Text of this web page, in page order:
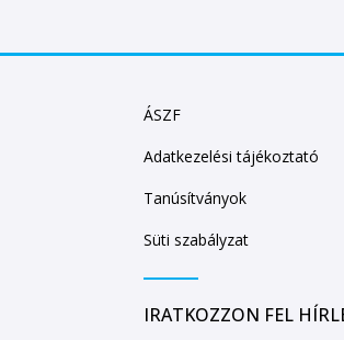
ÁSZF
Adatkezelési tájékoztató
Tanúsítványok
Süti szabályzat
IRATKOZZON FEL